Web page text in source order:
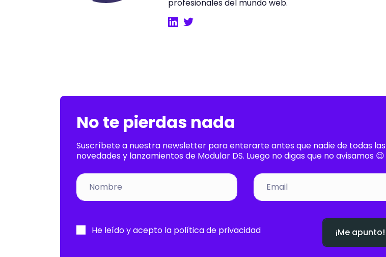
profesionales del mundo web.
LinkedIn
No te pierdas nada
Suscríbete a nuestra newsletter para enterarte antes que nadie de todas las
novedades y lanzamientos de Modular DS. Luego no digas que no avisamos 😉
deja He leído y acepto la política de privacidad ¡Me apunto!